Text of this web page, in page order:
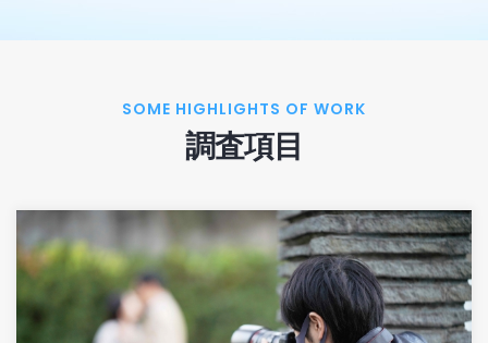
SOME HIGHLIGHTS OF WORK
調査項目